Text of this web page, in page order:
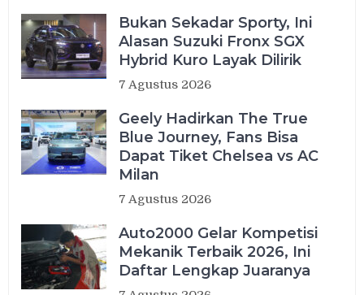
Bukan Sekadar Sporty, Ini
Alasan Suzuki Fronx SGX
Hybrid Kuro Layak Dilirik
7 Agustus 2026
Geely Hadirkan The True
Blue Journey, Fans Bisa
Dapat Tiket Chelsea vs AC
Milan
7 Agustus 2026
Auto2000 Gelar Kompetisi
Mekanik Terbaik 2026, Ini
Daftar Lengkap Juaranya